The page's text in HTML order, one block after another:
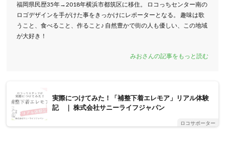
福岡県民歴35年→2018年横浜市都筑区に移住。 ロコっちセンター南の
ロゴデザインを手がけた事をきっかけにレポーターとなる。 趣味は歌
うこと、食べること、作ること♪ 自然豊かで街の人も優しい、この地域
が大好き！
みおさんの記事をもっと読む
実際につけてみた！「補整下着エレモア」リアル体験
記 ｜ 株式会社サニーライフジャパン
ロコサポーター